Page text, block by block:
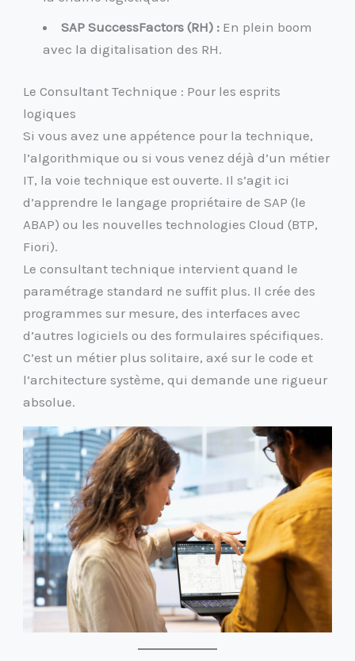
SAP SuccessFactors (RH) : En plein boom
avec la digitalisation des RH.
Le Consultant Technique : Pour les esprits
logiques
Si vous avez une appétence pour la technique,
l’algorithmique ou si vous venez déjà d’un métier
IT, la voie technique est ouverte. Il s’agit ici
d’apprendre le langage propriétaire de SAP (le
ABAP) ou les nouvelles technologies Cloud (BTP,
Fiori).
Le consultant technique intervient quand le
paramétrage standard ne suffit plus. Il crée des
programmes sur mesure, des interfaces avec
d’autres logiciels ou des formulaires spécifiques.
C’est un métier plus solitaire, axé sur le code et
l’architecture système, qui demande une rigueur
absolue.